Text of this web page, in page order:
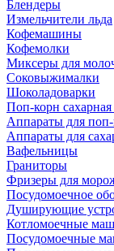
Блендеры
Измельчители льда
Кофемашины
Кофемолки
Миксеры для
Соковыжималки
Шоколадоварки
Поп-корн
Аппараты для поп-
Аппараты для
Вафельницы
Граниторы
Фризеры для
Посудомоечное
Душирующие
Котломоечные
Посудомоечные